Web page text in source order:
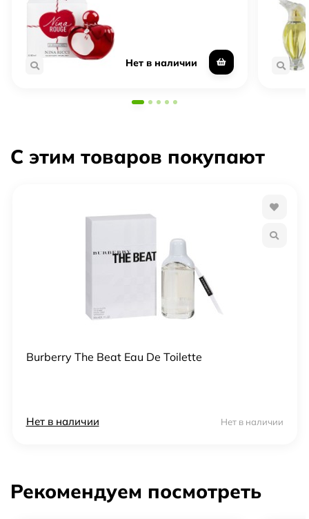
подарочной упаковки, обычно выгоднее
Полный флакон — запечатанный оригинал в
заводской упаковке
Нет в наличии
С этим товаров покупают
Burberry The Beat Eau De Toilette
Нет в наличии Нет в наличии
Рекомендуем посмотреть